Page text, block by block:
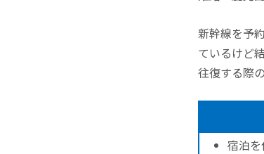
新幹線を予
ているけど
往復する際
宿泊